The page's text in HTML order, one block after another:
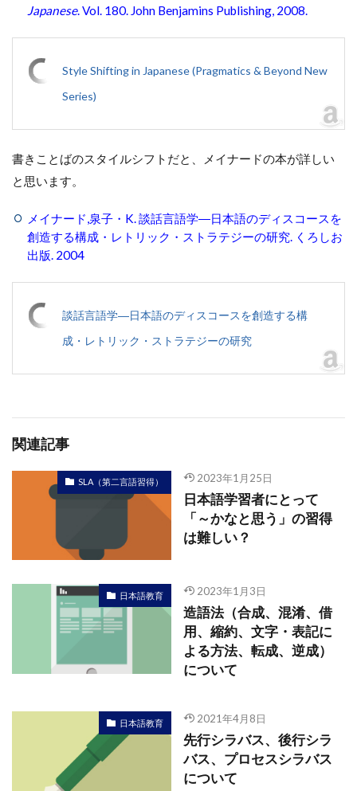
Japanese. Vol. 180. John Benjamins Publishing, 2008.
Style Shifting in Japanese (Pragmatics & Beyond New
Series)
書きことばのスタイルシフトだと、メイナードの本が詳しい
と思います。
メイナード,泉子・K. 談話言語学―日本語のディスコースを
創造する構成・レトリック・ストラテジーの研究. くろしお
出版. 2004
談話言語学―日本語のディスコースを創造する構
成・レトリック・ストラテジーの研究
関連記事
SLA（第二言語習得） 2023年1月25日
日本語学習者にとって
「～かなと思う」の習得
は難しい？
日本語教育 2023年1月3日
造語法（合成、混淆、借
用、縮約、文字・表記に
よる方法、転成、逆成）
について
日本語教育 2021年4月8日
先行シラバス、後行シラ
バス、プロセスシラバス
について